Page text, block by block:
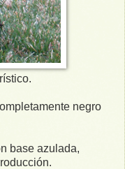
negro
base azulada,